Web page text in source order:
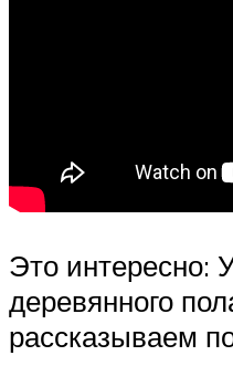
Это интересно:
деревянного
рассказываем